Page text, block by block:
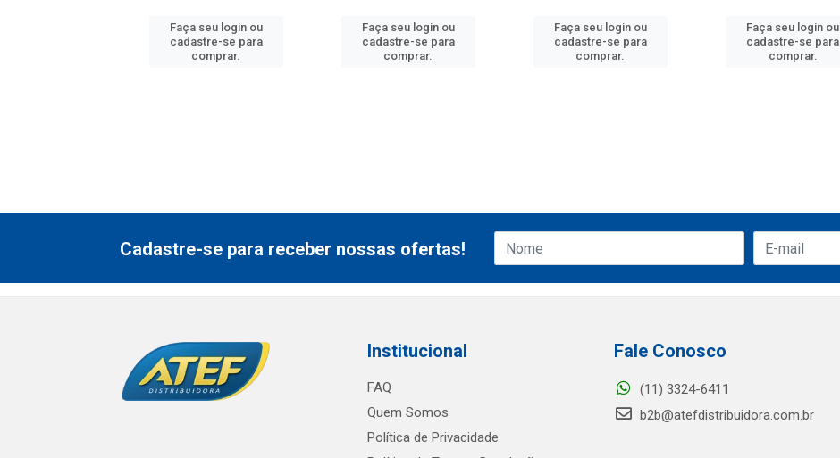
Faça seu login ou
cadastre-se para
comprar.
Faça seu login ou
cadastre-se para
comprar.
Faça seu login ou
cadastre-se para
comprar.
Faça seu login ou
cadastre-se para
comprar.
Cadastre-se para receber nossas ofertas!
Institucional
FAQ
Quem Somos
Política de Privacidade
Fale Conosco
(11) 3324-6411
b2b@atefdistribuidora.com.br